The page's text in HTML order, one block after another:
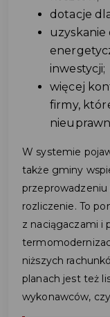
dotacje
inwestycji;
więcej
firmy,
W systemie
także gminy
rozliczenie. To
z naciągaczami i
niższych
planach jest też
wykonawców,